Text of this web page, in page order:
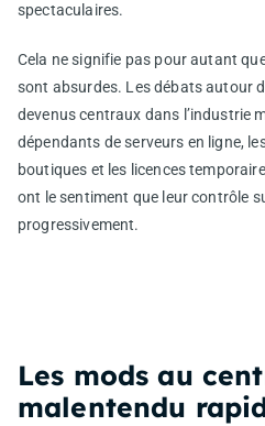
spectaculaires.
Cela ne signifie pas pour autant
sont absurdes. Les débats autour
devenus centraux dans l’industrie
dépendants de serveurs en ligne,
boutiques et les licences
ont le sentiment que leur contrôle
progressivement.
Les mods au
malentendu